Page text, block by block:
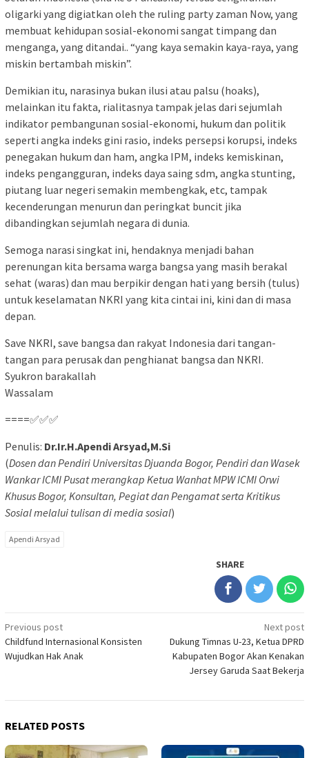
oligarki yang digiatkan oleh the ruling party zaman Now, yang
membuat kehidupan sosial-ekonomi sangat timpang dan
menganga, yang ditandai.. “yang kaya semakin kaya-raya, yang
miskin bertambah miskin”.
Demikian itu, narasinya bukan ilusi atau palsu (hoaks),
melainkan itu fakta, rialitasnya tampak jelas dari sejumlah
indikator pembangunan sosial-ekonomi, hukum dan politik
seperti angka indeks gini rasio, indeks persepsi korupsi, indeks
penegakan hukum dan ham, angka IPM, indeks kemiskinan,
indeks pengangguran, indeks daya saing sdm, angka stunting,
piutang luar negeri semakin membengkak, etc, tampak
kecenderungan menurun dan peringkat buncit jika
dibandingkan sejumlah negara di dunia.
Semoga narasi singkat ini, hendaknya menjadi bahan
perenungan kita bersama warga bangsa yang masih berakal
sehat (waras) dan mau berpikir dengan hati yang bersih (tulus)
untuk keselamatan NKRI yang kita cintai ini, kini dan di masa
depan.
Save NKRI, save bangsa dan rakyat Indonesia dari tangan-
tangan para perusak dan penghianat bangsa dan NKRI.
Syukron barakallah
Wassalam
====✅✅✅
Penulis: Dr.Ir.H.Apendi Arsyad,M.Si
(Dosen dan Pendiri Universitas Djuanda Bogor, Pendiri dan Wasek
Wankar ICMI Pusat merangkap Ketua Wanhat MPW ICMI Orwi
Khusus Bogor, Konsultan, Pegiat dan Pengamat serta Kritikus
Sosial melalui tulisan di media sosial)
Apendi Arsyad
SHARE
Post
navigation
Previous post
Childfund Internasional Konsisten
Wujudkan Hak Anak
Next post
Dukung Timnas U-23, Ketua DPRD
Kabupaten Bogor Akan Kenakan
Jersey Garuda Saat Bekerja
RELATED POSTS